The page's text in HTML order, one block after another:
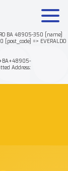
BA 48905-350 [name]
[post_code] => EVERALDO
Address:
+